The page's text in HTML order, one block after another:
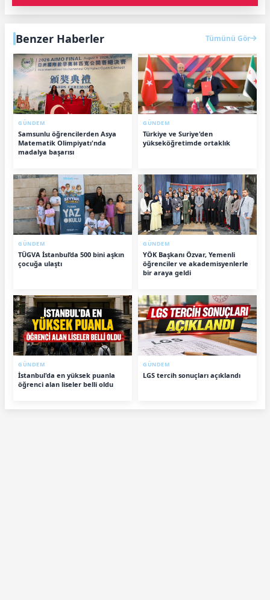
Benzer Haberler Tümünü Gör
GÜNDEM
Samsunlu öğrencilerden Asya
Matematik Olimpiyatı'nda
madalya başarısı
GÜNDEM
Türkiye ve Suriye'den
yükseköğretimde ortaklık
GÜNDEM
TÜGVA İstanbul’da 500 bini aşkın
çocuğa ulaştı
GÜNDEM
YÖK Başkanı Özvar, Yemenli
öğrenciler ve akademisyenlerle
bir araya geldi
GÜNDEM
İstanbul'da en yüksek puanla
öğrenci alan liseler belli oldu
GÜNDEM
LGS tercih sonuçları açıklandı